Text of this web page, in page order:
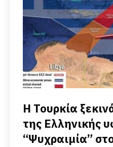
Η Τουρκία
της Ελληνικής
“Ψυχραιμία”